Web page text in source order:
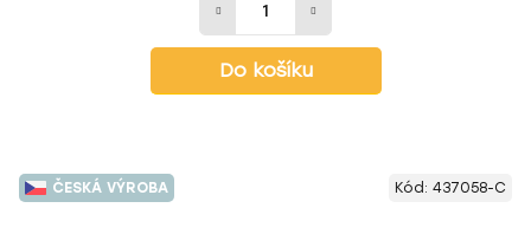
Do košíku
ČESKÁ VÝROBA Kód: 437058-C